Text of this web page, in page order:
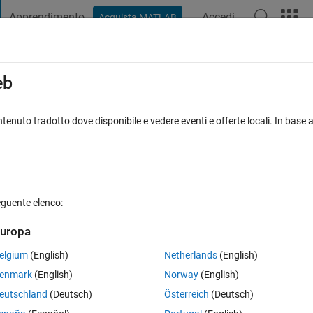
Apprendimento Acquista MATLAB Accedi
2 voti
into the axes object. However, I'm not sure if this is possible. Could
tradotto dove disponibile e vedere eventi e offerte locali. In
elenco:
(English)
(English)
(Deutsch)
Netherlands(English)
Norway(English)
Österreich (Deutsch)